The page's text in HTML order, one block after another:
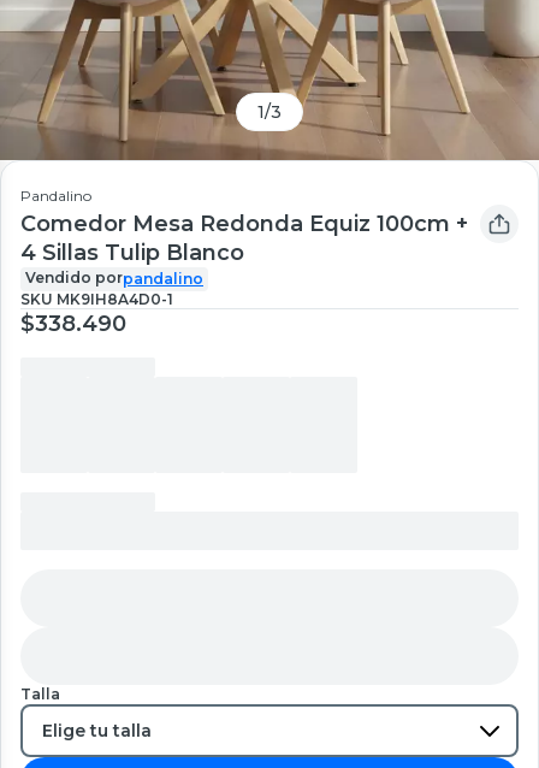
1/3
Pandalino
Comedor Mesa Redonda Equiz 100cm +
4 Sillas Tulip Blanco
Vendido porpandalino
SKU MK9IH8A4D0-1
$338.490
Talla